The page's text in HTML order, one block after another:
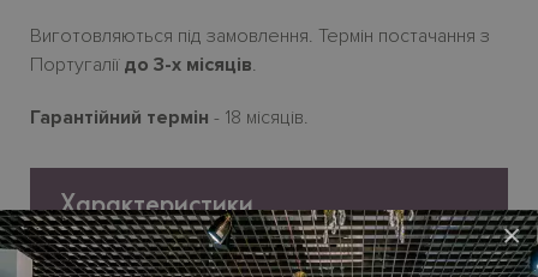
×
Виготовляються під замовлення. Термін постачання з
Португалії до 3-х місяців.
Гарантійний термін - 18 місяців.
Характеристики